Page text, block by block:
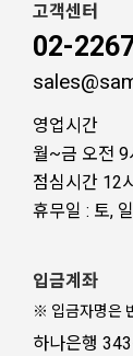
고객센터
02-
영업시간
월~금 오전 9
점심시간 12
휴무일 : 토,
입금계좌
※ 입금자명은
하나은행